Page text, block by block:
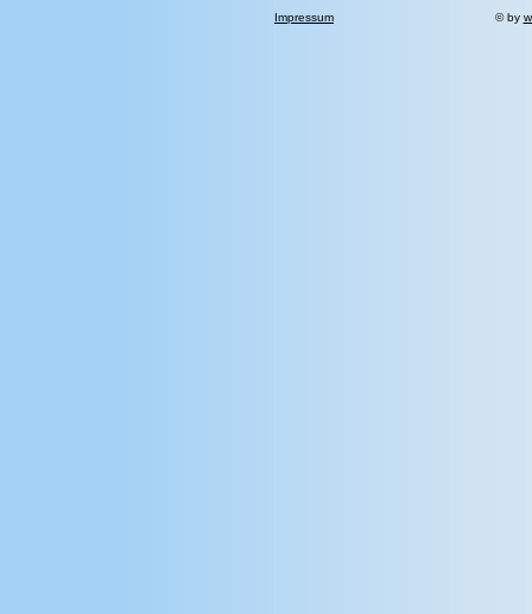
Impressum © by